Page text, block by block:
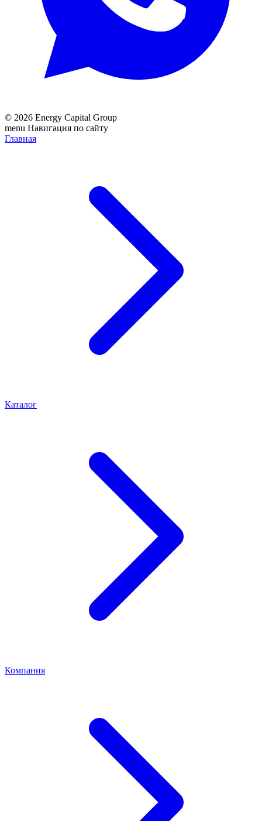
© 2026 Energy Capital Group
menu Навигация по сайту
Главная
Каталог
Компания